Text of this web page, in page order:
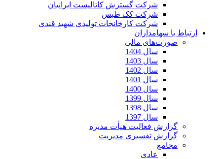
شرکت گسترش کاتالیست ایرانیان
شرکت کک طبس
شرکت کارخانجات تولیدی شهید قندی
ارتباط با سهامداران
صورت‌های مالی
سال 1404
سال 1403
سال 1402
سال 1401
سال 1400
سال 1399
سال 1398
سال 1397
گزارش فعالیت هیأت مدیره
گزارش تفسیری مدیریت
مجامع
عادی